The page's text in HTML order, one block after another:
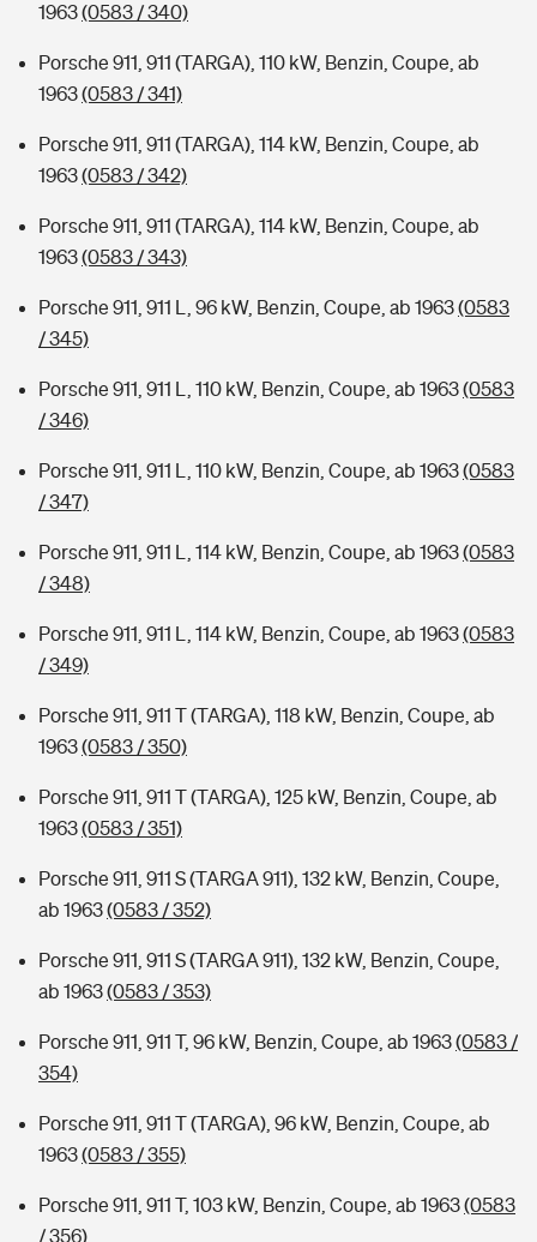
1963(0583 / 340)
Porsche 911, 911 (TARGA), 110 kW, Benzin, Coupe, ab
1963(0583 / 341)
Porsche 911, 911 (TARGA), 114 kW, Benzin, Coupe, ab
1963(0583 / 342)
Porsche 911, 911 (TARGA), 114 kW, Benzin, Coupe, ab
1963(0583 / 343)
Porsche 911, 911 L, 96 kW, Benzin, Coupe, ab 1963(0583
/ 345)
Porsche 911, 911 L, 110 kW, Benzin, Coupe, ab 1963(0583
/ 346)
Porsche 911, 911 L, 110 kW, Benzin, Coupe, ab 1963(0583
/ 347)
Porsche 911, 911 L, 114 kW, Benzin, Coupe, ab 1963(0583
/ 348)
Porsche 911, 911 L, 114 kW, Benzin, Coupe, ab 1963(0583
/ 349)
Porsche 911, 911 T (TARGA), 118 kW, Benzin, Coupe, ab
1963(0583 / 350)
Porsche 911, 911 T (TARGA), 125 kW, Benzin, Coupe, ab
1963(0583 / 351)
Porsche 911, 911 S (TARGA 911), 132 kW, Benzin, Coupe,
ab 1963(0583 / 352)
Porsche 911, 911 S (TARGA 911), 132 kW, Benzin, Coupe,
ab 1963(0583 / 353)
Porsche 911, 911 T, 96 kW, Benzin, Coupe, ab 1963(0583 /
354)
Porsche 911, 911 T (TARGA), 96 kW, Benzin, Coupe, ab
1963(0583 / 355)
Porsche 911, 911 T, 103 kW, Benzin, Coupe, ab 1963(0583
/ 356)